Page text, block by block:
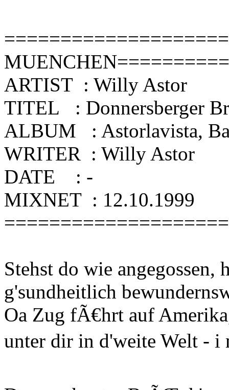
ARTIST : Willy Astor
TITEL : Donnersberger
ALBUM : Astorlavista,
WRITER : Willy Astor
DATE : -
MIXNET : 12.10.1999
Stehst do wie angegossen,
g'sundheitlich
Oa Zug fÃ€hrt auf
unter dir in d'weite Welt - i